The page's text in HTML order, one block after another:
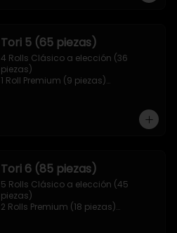
Tori 5 (65 piezas)
4 Rolls Clásico a elección (36
piezas)
1 Roll Premium (9 piezas)
Tori 6 (85 piezas)
5 Rolls Clásico a elección (45
piezas)
2 Rolls Premium (18 piezas)